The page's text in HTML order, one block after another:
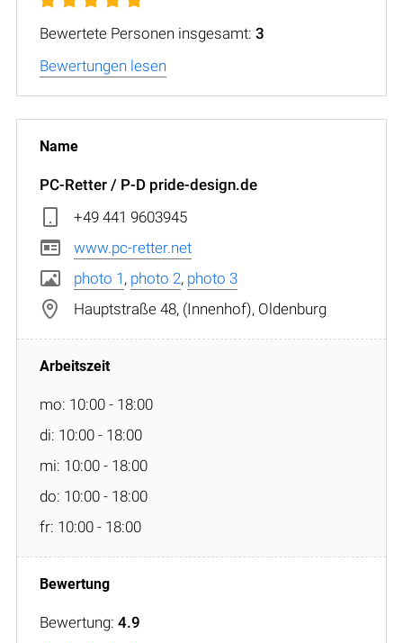
Bewertete Personen insgesamt: 3
Bewertungen lesen
PC-Retter / P-D pride-design.de
+49 441 9603945
www.pc-retter.net
photo 1 , photo 2, photo 3
Hauptstraße 48, (Innenhof), Oldenburg
mo: 10:00 - 18:00
di: 10:00 - 18:00
mi: 10:00 - 18:00
do: 10:00 - 18:00
fr: 10:00 - 18:00
Bewertung: 4.9